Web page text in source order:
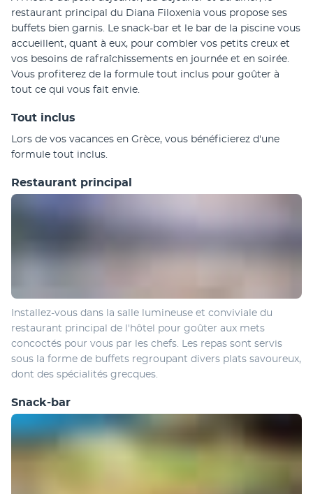
restaurant principal du Diana Filoxenia vous propose ses
buffets bien garnis. Le snack-bar et le bar de la piscine vous
accueillent, quant à eux, pour combler vos petits creux et
vos besoins de rafraîchissements en journée et en soirée.
Vous profiterez de la formule tout inclus pour goûter à
tout ce qui vous fait envie.
Tout inclus
Lors de vos vacances en Grèce, vous bénéficierez d'une
formule tout inclus.
Restaurant principal
Installez-vous dans la salle lumineuse et conviviale du
restaurant principal de l'hôtel pour goûter aux mets
concoctés pour vous par les chefs. Les repas sont servis
sous la forme de buffets regroupant divers plats savoureux,
dont des spécialités grecques.
Snack-bar